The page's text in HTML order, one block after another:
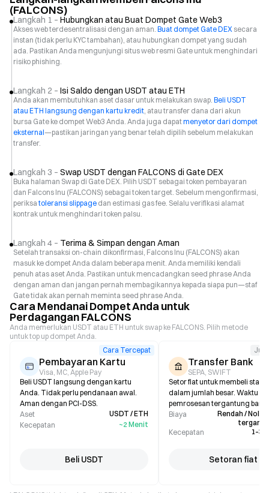
(FALCONS)
Langkah 1 – Hubungkan atau Buat Dompet Gate Web3
Akses web terdesentralisasi dengan aman. Buat dompet Gate DEX secara
instan (tidak perlu KYC tambahan), atau hubungkan dompet yang sudah
ada. Pastikan Anda mengunjungi situs web resmi Gate untuk menghindari
risiko phishing.
Langkah 2 – Isi Saldo dengan USDT atau ETH
Anda akan membutuhkan aset dasar untuk melakukan swap. Beli USDT
atau ETH langsung dengan kartu kredit, atau transfer dana dari akun
bursa Gate ke dompet Web3 Anda. Anda juga dapatmenyetor dari dompet
eksternal—pastikan jaringan yang benar telah dipilih sebelum melakukan
transfer.
Langkah 3 – Swap USDT dengan FALCONS di Gate DEX
Buka halaman Swap di Gate DEX. Pilih USDT sebagai token pembayaran
dan Falcons Inu (FALCONS) sebagai token target. Sebelum mengonfirmasi,
periksa toleransi slippage dan estimasi gas fee. Selalu verifikasi alamat
kontrak untuk menghindari token palsu.
Langkah 4 – Terima & Simpan dengan Aman
Setelah transaksi on-chain dikonfirmasi, Falcons Inu (FALCONS) akan
masuk ke dompet Anda dalam beberapa menit. Anda memiliki kendali
penuh atas aset Anda. Pastikan untuk mencadangkan seed phrase Anda
dengan aman dan jangan pernah membagikannya kepada siapa pun—staf
Gate tidak akan pernah meminta seed phrase Anda.
Cara Mendanai Dompet Anda untuk
Perdagangan FALCONS
Anda memerlukan USDT atau ETH untuk swap ke FALCONS. Pilih metode
untuk top up dompet Anda.
Cara Tercepat
Pembayaran Kartu
Visa, MC, Apple Pay
Beli USDT langsung dengan kartu
Anda. Tidak perlu pendanaan awal.
Aman dengan PCI-DSS.
Aset
USDT / ETH
Kecepatan
~2 Menit
Beli USDT
Transfer Bank
SEPA, SWIFT
Setor fiat untuk membeli
dalam jumlah besar. Waktu
pemrosesan tergantung bank.
Biaya
Rendah / Nol
Kecepatan
1–3
Setoran fiat